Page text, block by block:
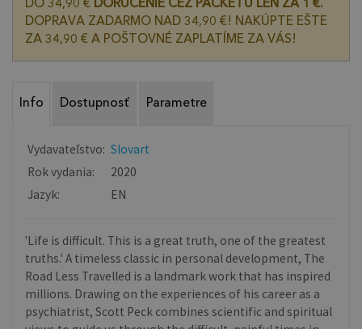
DO 34,90 € DORUČENIE CEZ PACKETU LEN ZA 1 €.
DOPRAVA ZADARMO NAD 34,90 €! NAKÚPTE EŠTE
ZA 34,90 € A POŠTOVNÉ ZAPLATÍME ZA VÁS!
Info Dostupnosť Parametre
Vydavateľstvo: Slovart
Rok vydania:
2020
Jazyk:
EN
'Life is difficult. This is a great truth, one of the greatest
truths.' A timeless classic in personal development, The
Road Less Travelled is a landmark work that has inspired
millions. Drawing on the experiences of his career as a
psychiatrist, Scott Peck combines scientific and spiritual